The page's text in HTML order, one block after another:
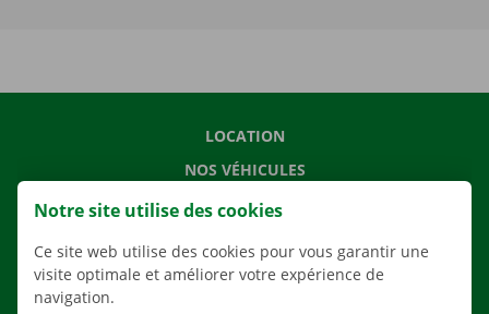
LOCATION
NOS VÉHICULES
NOS SERVICES
APPLI
Notre site utilise des cookies
Ce site web utilise des cookies pour vous garantir une
visite optimale et améliorer votre expérience de
navigation.